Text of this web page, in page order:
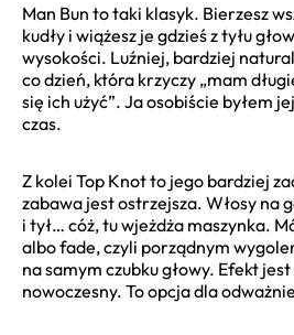
Man Bun to taki klasyk. Bierzesz
kudły i wiążesz je gdzieś z tyłu
wysokości. Luźniej, bardziej
co dzień, która krzyczy „mam
się ich użyć”. Ja osobiście byłem
czas.
Z kolei Top Knot to jego bardziej
zabawa jest ostrzejsza. Włosy na
i tył… cóż, tu wjeżdża maszynka.
albo fade, czyli porządnym
na samym czubku głowy. Efekt
nowoczesny. To opcja dla